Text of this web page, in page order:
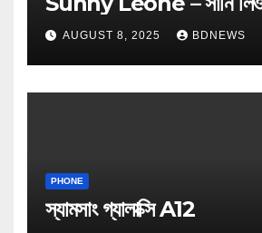
AUGUST 8, 2025 BDNEWS
PHONE
স্যামসাং গ্যালাক্সি A12